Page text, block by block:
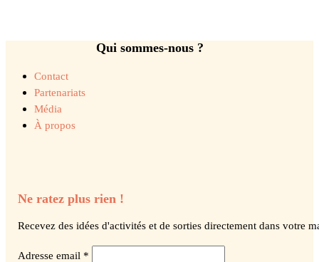
Qui sommes-nous ?
Contact
Partenariats
Média
À propos
Ne ratez plus rien !
Recevez des idées d'activités et de sorties directement dans votre
Adresse email *